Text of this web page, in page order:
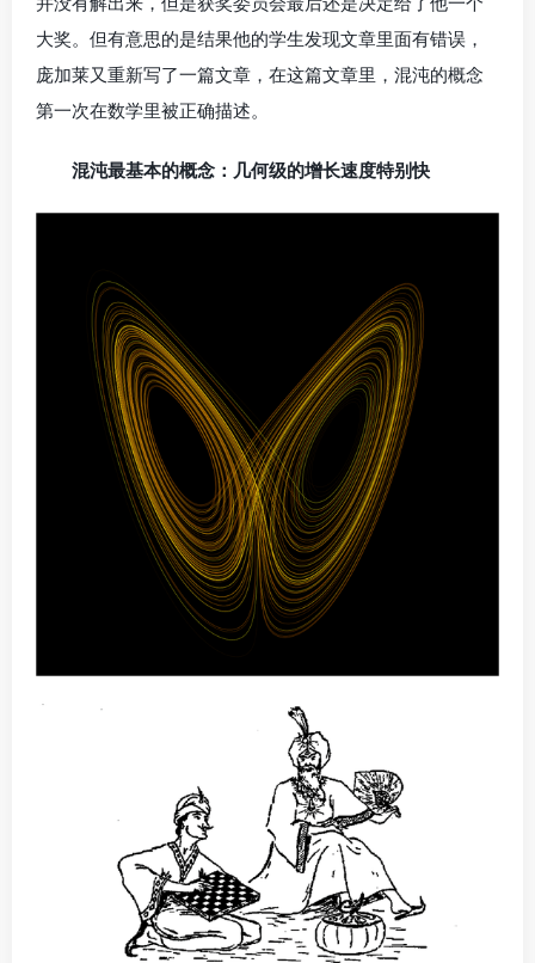
大奖。但有意思的是结果他的学生发现文章里面有错误，
庞加莱又重新写了一篇文章，在这篇文章里，混沌的概念
第一次在数学里被正确描述。
混沌最基本的概念：几何级的增长速度特别快